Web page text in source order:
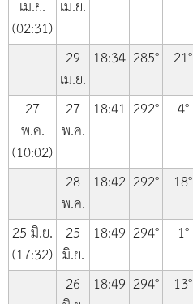
เม.ย.
(02:31)
เม.ย.
29
เม.ย.
18:34 285° 21°
27
พ.ค.
(10:02)
27
พ.ค.
18:41 292° 4°
28
พ.ค.
18:42 292° 18°
25 มิ.ย.
(17:32)
25
มิ.ย.
18:49 294° 1°
26 18:49 294° 13°